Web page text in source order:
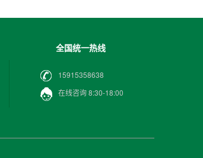
全国统一热线
15915358638
在线咨询 8:30-18:00